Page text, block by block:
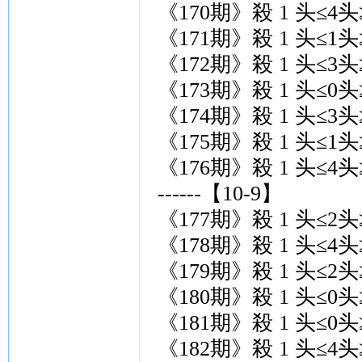
《170期》殺 1 头≤4
《171期》殺 1 头≤1
《172期》殺 1 头≤3
《173期》殺 1 头≤0
《174期》殺 1 头≤3
《175期》殺 1 头≤1
《176期》殺 1 头≤4
------【10-9】
《177期》殺 1 头≤2
《178期》殺 1 头≤4
《179期》殺 1 头≤2
《180期》殺 1 头≤0
《181期》殺 1 头≤0
《182期》殺 1 头≤4